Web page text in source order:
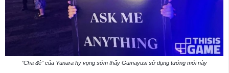
“Cha đẻ” của Yunara hy vọng sớm thấy Gumayusi sử dụng tướng mới này